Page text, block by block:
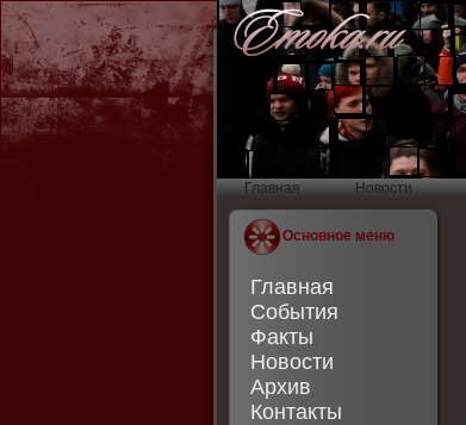
Главная Новости
Основное меню
Главная
События
Факты
Новости
Архив
Контакты